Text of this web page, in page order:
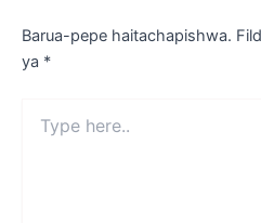
Barua-pepe haitachapishwa.
ya *
here..